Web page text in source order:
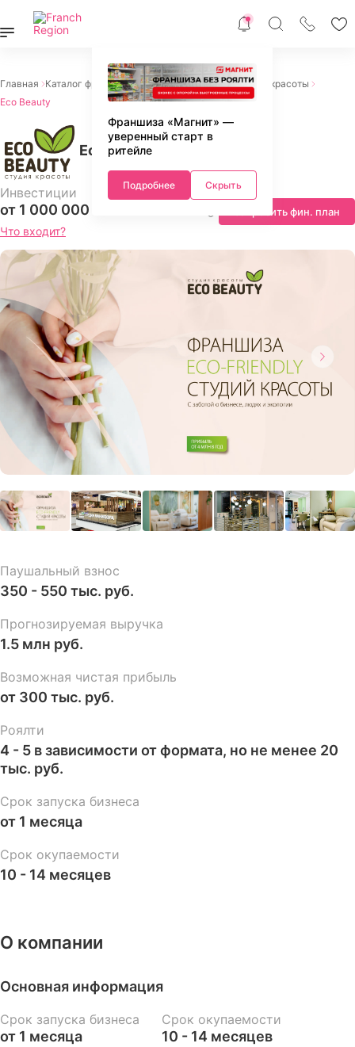
Франшиза «Магнит» —
уверенный старт в
ритейле
Подробнее Скрыть
Главная Каталог франшиз Красота и здоровье Салоны красоты
Eco Beauty
Eco Beauty
Инвестиции
от 1 000 000 ₽
Что входит?
Запросить фин. план
Паушальный взнос
350 - 550 тыс. руб.
Прогнозируемая выручка
1.5 млн руб.
Возможная чистая прибыль
от 300 тыс. руб.
Роялти
4 - 5 в зависимости от формата, но не менее 20
тыс. руб.
Срок запуска бизнеса
от 1 месяца
Срок окупаемости
10 - 14 месяцев
О компании
Основная информация
Срок запуска бизнеса
от 1 месяца
Срок окупаемости
10 - 14 месяцев